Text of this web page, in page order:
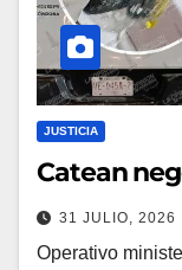
JUSTICIA
Catean
31 JULIO, 2026
Operativo